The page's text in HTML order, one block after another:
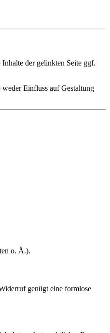
der gelinkten Seite ggf.
Einfluss auf Gestaltung
o. Ä.).
genügt eine formlose